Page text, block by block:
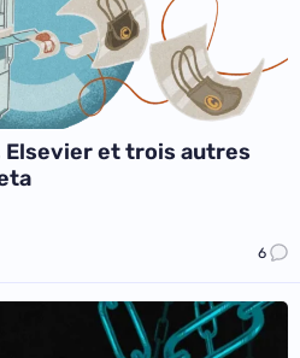
et trois autres
6